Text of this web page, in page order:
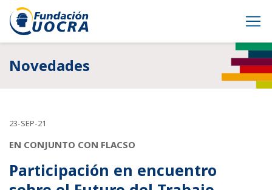
Novedades
23-SEP-21
EN CONJUNTO CON FLACSO
Participación en encuentro